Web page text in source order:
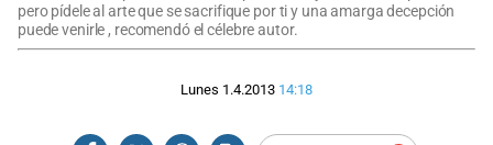
pero pídele al arte que se sacrifique por ti y una amarga decepción
puede venirle , recomendó el célebre autor.
Lunes 1.4.2013 14:18